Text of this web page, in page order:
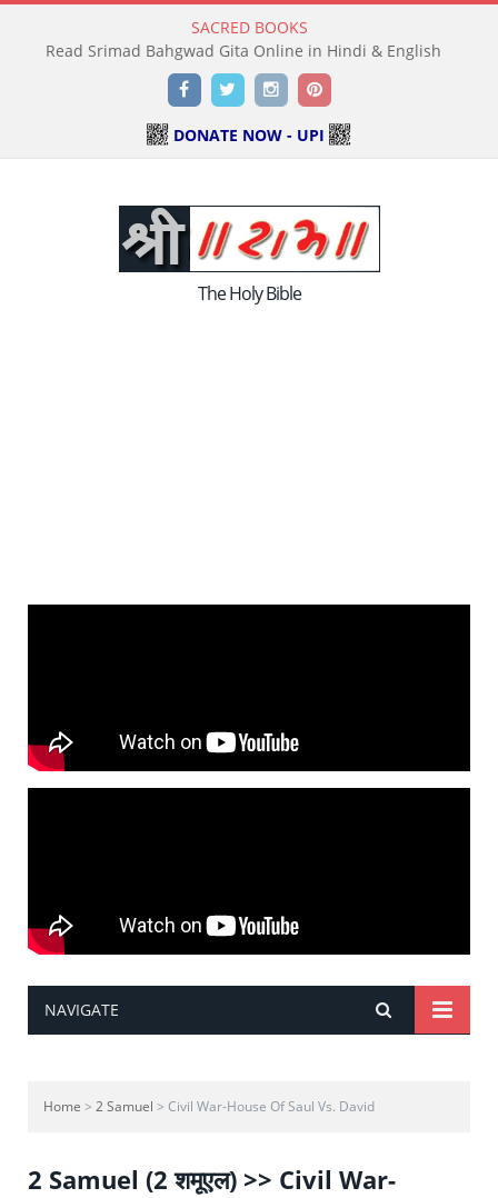
SACRED BOOKS
Read Srimad Bahgwad Gita Online in Hindi & English
FacebookTwitterInstagramPinterest
DONATE NOW - UPI
The Holy Bible
NAVIGATE
Home > 2 Samuel > Civil War-House Of Saul Vs. David
2 Samuel (2 शमूएल) >> Civil War-